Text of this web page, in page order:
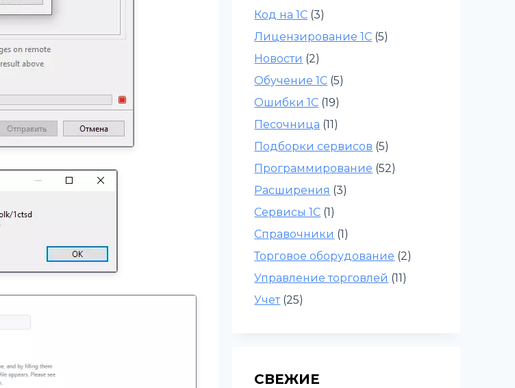
Код на 1С (3)
Лицензирование 1С (5)
Новости (2)
Обучение 1С (5)
Ошибки 1С (19)
Песочница (11)
Подборки сервисов (5)
Программирование (52)
Расширения (3)
Сервисы 1С (1)
Справочники (1)
Торговое оборудование (2)
Управление торговлей (11)
Учет(25)
СВЕЖИЕ